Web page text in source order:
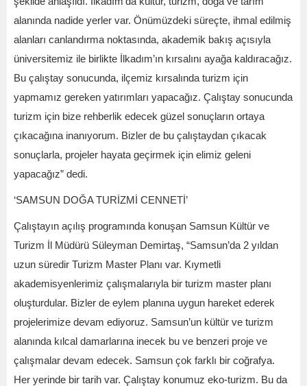
alanında nadide yerler var. Önümüzdeki süreçte, ihmal edilmiş
alanları canlandırma noktasında, akademik bakış açısıyla
üniversitemiz ile birlikte İlkadım’ın kırsalını ayağa kaldıracağız.
Bu çalıştay sonucunda, ilçemiz kırsalında turizm için
yapmamız gereken yatırımları yapacağız. Çalıştay sonucunda
turizm için bize rehberlik edecek güzel sonuçların ortaya
çıkacağına inanıyorum. Bizler de bu çalıştaydan çıkacak
sonuçlarla, projeler hayata geçirmek için elimiz geleni
yapacağız” dedi.
‘SAMSUN DOĞA TURİZMİ CENNETİ’
Çalıştayın açılış programında konuşan Samsun Kültür ve
Turizm İl Müdürü Süleyman Demirtaş, “Samsun’da 2 yıldan
uzun süredir Turizm Master Planı var. Kıymetli
akademisyenlerimiz çalışmalarıyla bir turizm master planı
oluşturdular. Bizler de eylem planına uygun hareket ederek
projelerimize devam ediyoruz. Samsun’un kültür ve turizm
alanında kılcal damarlarına inecek bu ve benzeri proje ve
çalışmalar devam edecek. Samsun çok farklı bir coğrafya.
Her yerinde bir tarih var. Çalıştay konumuz eko-turizm. Bu da